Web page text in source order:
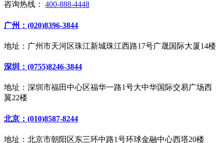
咨询热线： 400-888-4448
广州：(020)8396-3844
地址：广州市天河区珠江新城珠江西路17号广晟国际大厦14楼
深圳：(0755)8246-3844
地址：深圳市福田中心区福华一路1号大中华国际交易广场西
翼22楼
北京：(010)8587-8244
地址：北京市朝阳区东三环中路1号环球金融中心西塔20楼